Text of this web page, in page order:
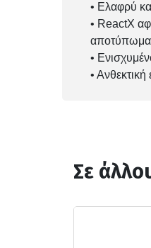
• Ελαφρύ
• ReactX
•
•
Σε